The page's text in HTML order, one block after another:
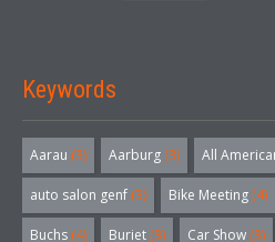
Keywords
Aarau (3) Aarburg (3) All
auto salon genf (3) Bike Meeting (4)
Buchs (4) Buriet (3) Car Show (3)